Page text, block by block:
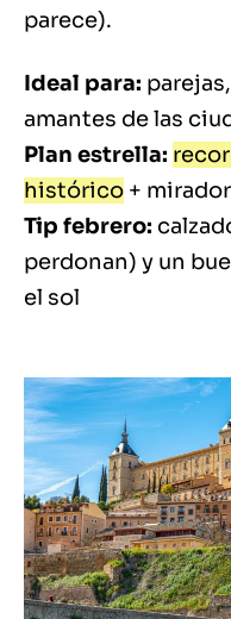
parece).
Ideal para:
amantes de las
Plan estrella:
histórico +
Tip febrero:
perdonan) y un
el sol